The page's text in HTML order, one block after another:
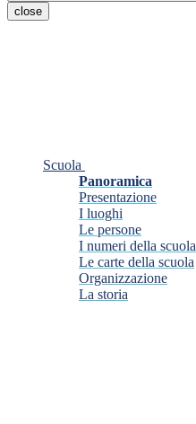
close
Scuola
Panoramica
Presentazione
I luoghi
Le persone
I numeri della scuola
Le carte della scuola
Organizzazione
La storia